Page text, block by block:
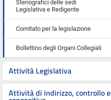
Stenografici delle sedi
Legislativa e Redigente
Comitato per la legislazione
Bollettino degli Organi Collegiali
Attività Legislativa
Attività di indirizzo, controllo e